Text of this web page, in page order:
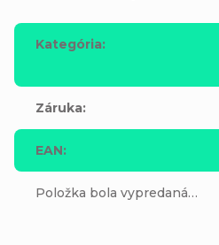
Kategória:
Záruka:
EAN:
Položka bola vypredaná…